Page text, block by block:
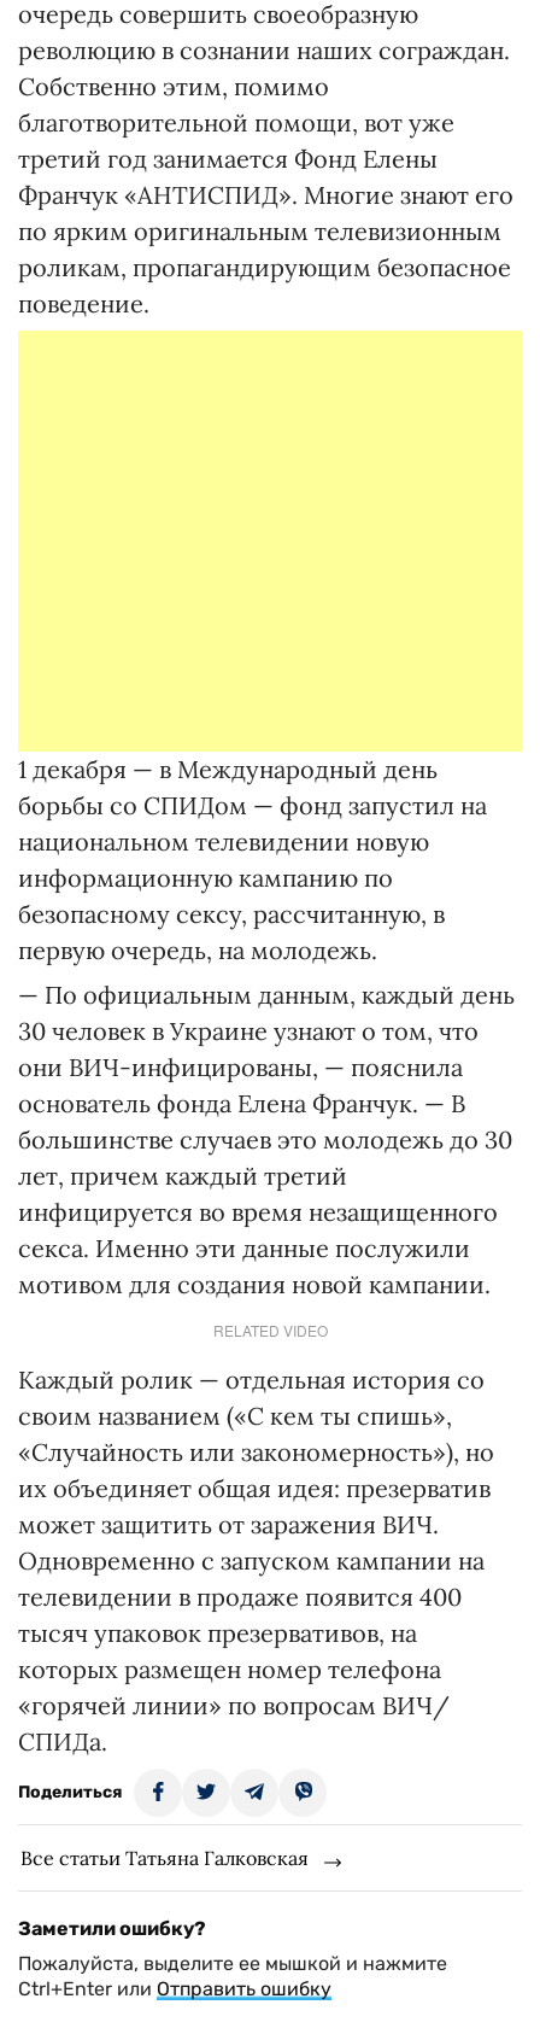
очередь совершить своеобразную
революцию в сознании наших сограждан.
Собственно этим, помимо
благотворительной помощи, вот уже
третий год занимается Фонд Елены
Франчук «АНТИСПИД». Многие знают его
по ярким оригинальным телевизионным
роликам, пропагандирующим безопасное
поведение.
1 декабря — в Международный день
борьбы со СПИДом — фонд запустил на
национальном телевидении новую
информационную кампанию по
безопасному сексу, рассчитанную, в
первую очередь, на молодежь.
— По официальным данным, каждый день
30 человек в Украине узнают о том, что
они ВИЧ-инфицированы, — пояснила
основатель фонда Елена Франчук. — В
большинстве случаев это молодежь до 30
лет, причем каждый третий
инфицируется во время незащищенного
секса. Именно эти данные послужили
мотивом для создания новой кампании.
RELATED VIDEO
Каждый ролик — отдельная история со
своим названием («С кем ты спишь»,
«Случайность или закономерность»), но
их объединяет общая идея: презерватив
может защитить от заражения ВИЧ.
Одновременно с запуском кампании на
телевидении в продаже появится 400
тысяч упаковок презервативов, на
которых размещен номер телефона
«горячей линии» по вопросам ВИЧ/
СПИДа.
Поделиться
Все статьи Татьяна Галковская
Заметили ошибку?
Пожалуйста, выделите ее мышкой и нажмите
Ctrl+Enter или Отправить ошибку